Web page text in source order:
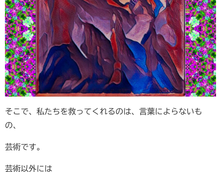
そこで、私たちを救ってくれるのは、言葉によらないも
の、
芸術です。
芸術以外には